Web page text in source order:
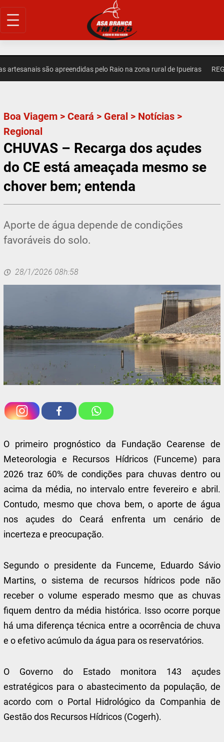
Pular
para
são apreendidas pelo Raio na zona rural de Ipueiras
Boa Viagem >Ceará > Geral > Notícias >
Regional
CHUVAS – Recarga dos açudes
do CE está ameaçada mesmo se
chover bem; entenda
Aporte de água depende de condições
favoráveis do solo.
28/1/2026 08h:58
O primeiro prognóstico da Fundação Cearense de
Meteorologia e Recursos Hídricos (Funceme) para
2026 traz 60% de condições para chuvas dentro ou
acima da média, no intervalo entre fevereiro e abril.
Contudo, mesmo que chova bem, o aporte de água
nos açudes do Ceará enfrenta um cenário de
incerteza e preocupação.
Segundo o presidente da Funceme, Eduardo Sávio
Martins, o sistema de recursos hídricos pode não
receber o volume esperado mesmo que as chuvas
fiquem dentro da média histórica. Isso ocorre porque
há uma diferença técnica entre a ocorrência de chuva
e o efetivo acúmulo da água para os reservatórios.
O Governo do Estado monitora 143 açudes
estratégicos para o abastecimento da população, de
acordo com o Portal Hidrológico da Companhia de
Gestão dos Recursos Hídricos (Cogerh).